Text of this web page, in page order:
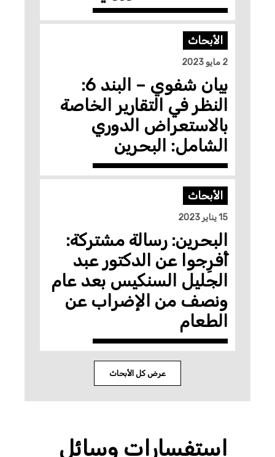
الأبحاث
بيان شفوي – البند 6:
النظر في التقارير الخاصة
بالاستعراض الدوري
الشامل: البحرين
الأبحاث
البحرين: رسالة مشتركة:
أَفرِجوا عن الدكتور عبد
الجليل السنكيس بعد عام
ونصف من الإضراب عن
الطعام
عرض كل الأبحاث
استفسارات وسائل